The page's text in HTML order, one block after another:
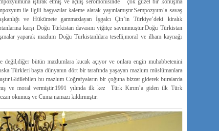
iştirak etmiş ve açılış seromonisinde çok güzel bir konuşma
ile ilgili başyazılar kaleme alarak yayınlamıştır.Sempozyum’a savaş
ve Hükümete gammazlayan İşgalcı Çin’in Türkiye’deki kiralık
karşı Doğu Türkistan davasını yiğitçe savunmuştur.Doğu Türkistan
yaparak mazlum Doğu Türkistanlılara teselli,moral ve ilham kaynağı
bütün mazlumlara kucak açıyor ve onlara engin muhabbetenini
Türkleri başta dünyanın dört bir tarafında yaşayan mazlum müslümanlara
bu mazlum Coğrafyaların bir çoğuna bizzat giderek buralarda
ve moral vermiştir.1991 yılında ilk kez Türk Kırım’a giden ilk Türk
okumuş ve Cuma namazı kıldırmıştır.